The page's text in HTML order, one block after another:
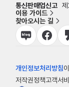
통신판매업신고
이용 가이드
찾아오시는 길
개인정보처리방침
저작권정책고객서